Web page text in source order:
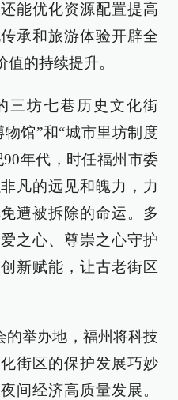
能优化资源配置提高
承和旅游体验开辟全
的持续提升。
三坊七巷历史文化街
馆”和“城市里坊制度
年代，时任福州市委
凡的远见和魄力，力
遭被拆除的命运。多
之心、尊崇之心守护
新赋能，让古老街区
的举办地，福州将科技
街区的保护发展巧妙
间经济高质量发展。